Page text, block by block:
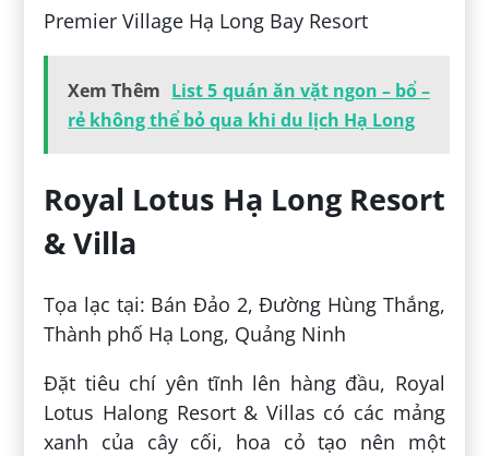
Premier Village Hạ Long Bay Resort
Xem Thêm List 5 quán ăn vặt ngon – bổ –
rẻ không thể bỏ qua khi du lịch Hạ Long
Royal Lotus Hạ Long Resort
& Villa
Tọa lạc tại: Bán Đảo 2, Đường Hùng Thắng,
Thành phố Hạ Long, Quảng Ninh
Đặt tiêu chí yên tĩnh lên hàng đầu, Royal
Lotus Halong Resort & Villas có các mảng
xanh của cây cối, hoa cỏ tạo nên một